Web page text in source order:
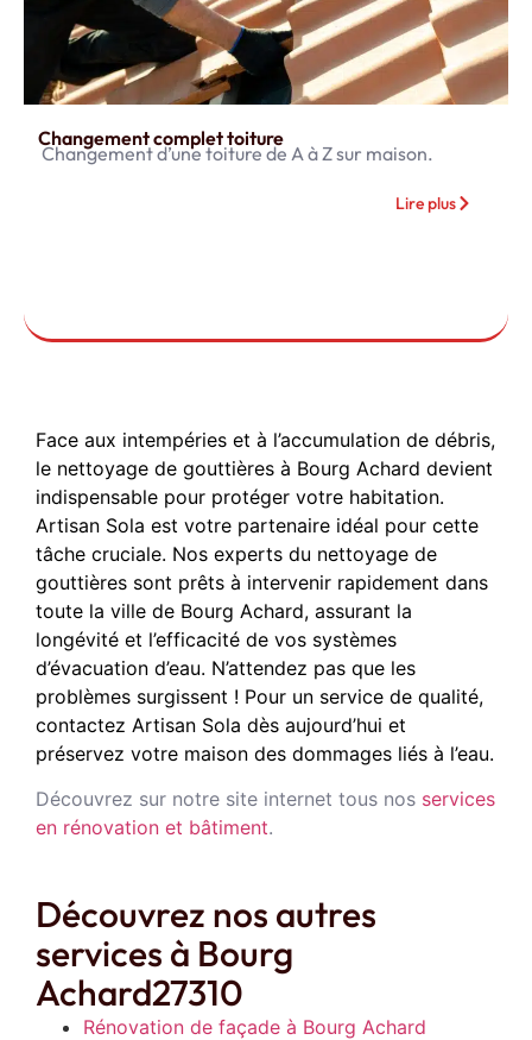
Changement complet toiture
Changement d’une toiture de A à Z sur maison.
Lire plus
Face aux intempéries et à l’accumulation de débris,
le nettoyage de gouttières à Bourg Achard devient
indispensable pour protéger votre habitation.
Artisan Sola est votre partenaire idéal pour cette
tâche cruciale. Nos experts du nettoyage de
gouttières sont prêts à intervenir rapidement dans
toute la ville de Bourg Achard, assurant la
longévité et l’efficacité de vos systèmes
d’évacuation d’eau. N’attendez pas que les
problèmes surgissent ! Pour un service de qualité,
contactez Artisan Sola dès aujourd’hui et
préservez votre maison des dommages liés à l’eau.
Découvrez sur notre site internet tous nos services
en rénovation et bâtiment.
Découvrez nos autres
services à Bourg
Achard27310
Rénovation de façade à Bourg Achard